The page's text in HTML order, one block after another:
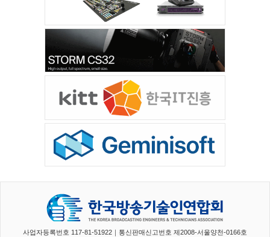
사업자등록번호 117-81-51922｜통신판매신고번호 제2008-서울양천-0166호